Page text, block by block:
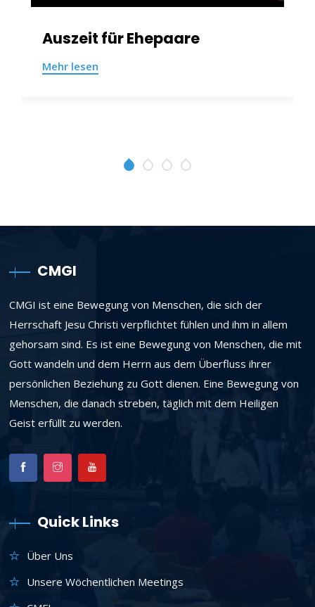
Auszeit für Ehepaare
Mehr lesen
CMGI
CMGI ist eine Bewegung von Menschen, die sich der
Herrschaft Jesu Christi verpflichtet fühlen und ihm in allem
gehorsam sind. Es ist eine Bewegung von Menschen, die mit
Gott wandeln und dem Herrn aus dem Überfluss ihrer
persönlichen Beziehung zu Gott dienen. Eine Bewegung von
Menschen, die danach streben, täglich mit dem Heiligen
Geist erfüllt zu werden.
Quick Links
Über Uns
Unsere Wöchentlichen Meetings